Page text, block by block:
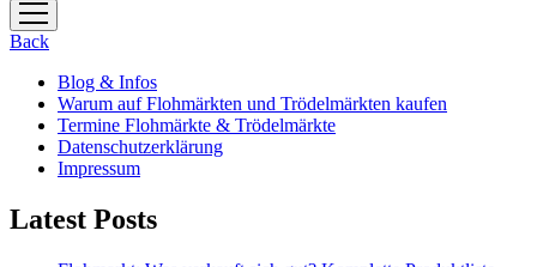
Menü
öffnen
Back
Blog & Infos
Warum auf Flohmärkten und Trödelmärkten kaufen
Termine Flohmärkte & Trödelmärkte
Datenschutzerklärung
Impressum
Latest Posts